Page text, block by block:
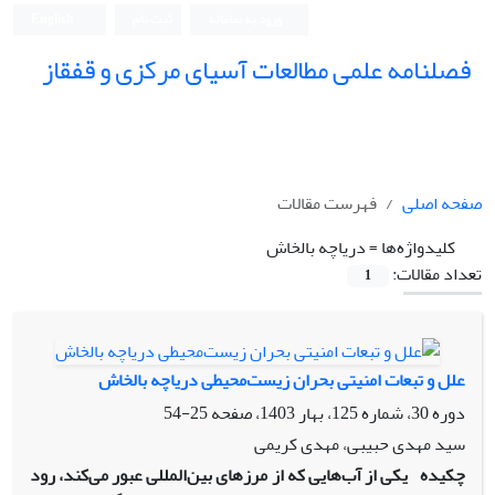
فصلنامه علمی مطالعات آسیای مرکزی و قفقاز
صفحه اصلی
فهرست مقالات
کلیدواژه‌ها =دریاچه بالخاش
تعداد مقالات:
1
علل و تبعات امنیتی بحران زیست‌محیطی دریاچه بالخاش
دوره 30، شماره 125، بهار 1403، صفحه
25-54
سید مهدی حبیبی، مهدی کریمی
چکیده یکی از آب‌هایی که از مرزهای بین‌المللی عبور می‌کند، رود